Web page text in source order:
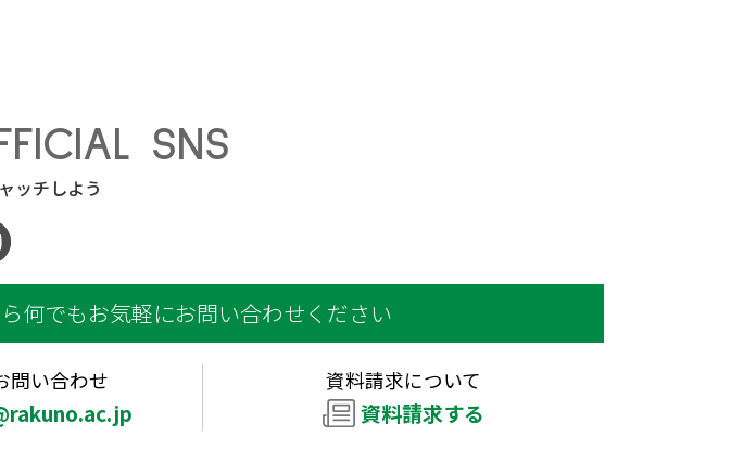
SNS
ッチしよう
何でもお気軽にお問い合わせください
問い合わせ 資料請求について
資料請求する